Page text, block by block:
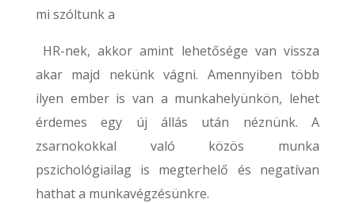
mi szóltunk a
HR-nek, akkor amint lehetősége van vissza
akar majd nekünk vágni. Amennyiben több
ilyen ember is van a munkahelyünkön, lehet
érdemes egy új állás után néznünk. A
zsarnokokkal való közös munka
pszichológiailag is megterhelő és negatívan
hathat a munkavégzésünkre.